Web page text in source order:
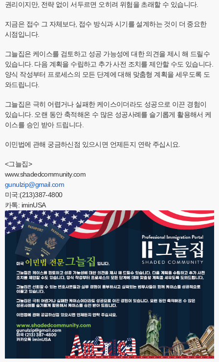
권리이지만, 전략 없이 서두르면 오히려 위험을 초래할 수 있습니다.
지금은 접수 그 자체보다, 접수 방식과 시기를 설계하는 것이 더 중요한
시점입니다.
그늘집은 케이스를 검토하고 성공 가능성에 대한 의견을 제시 해 드릴수
있습니다. 다음 계획을 수립하고 추가 사전 조치를 제안할 수도 있습니다.
양식 작성부터 프로세스의 모든 단계에 대해 맞춤형 계획을 세우도록 도
와드립니다.
그늘집은 극히 어렵거나 실패한 케이스이더라도 성공으로 이끈 경험이
있습니다. 오랜 동안 축적해온 수 많은 성공사례를 슬기롭게 활용해서 케
이스를 승인 받아 드립니다.
이민법에 관해 궁금하신점 있으시면 언제든지 연락 주십시요.
<그늘집>
www.shadedcommunity.com
gunulzip@gmail.com
미국:(213)387-4800
카톡: iminUSA